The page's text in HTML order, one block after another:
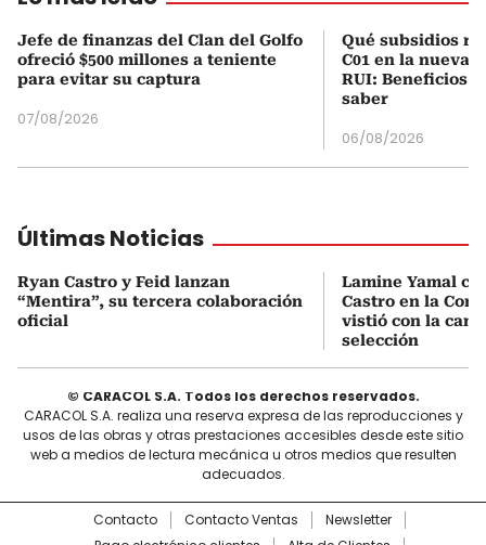
Jefe de finanzas del Clan del Golfo
ofreció $500 millones a teniente
para evitar su captura
07/08/2026
Qué subsidios
C01 en la nueva
RUI: Beneficios
saber
06/08/2026
Últimas Noticias
Ryan Castro y Feid lanzan
“Mentira”, su tercera colaboración
oficial
Lamine Yamal
Castro en la
vistió con la
selección
© CARACOL S.A. Todos los derechos reservados.
CARACOL S.A. realiza una reserva expresa de las reproducciones y
usos de las obras y otras prestaciones accesibles desde este sitio
web a medios de lectura mecánica u otros medios que resulten
adecuados.
Contacto Contacto Ventas
Newsletter